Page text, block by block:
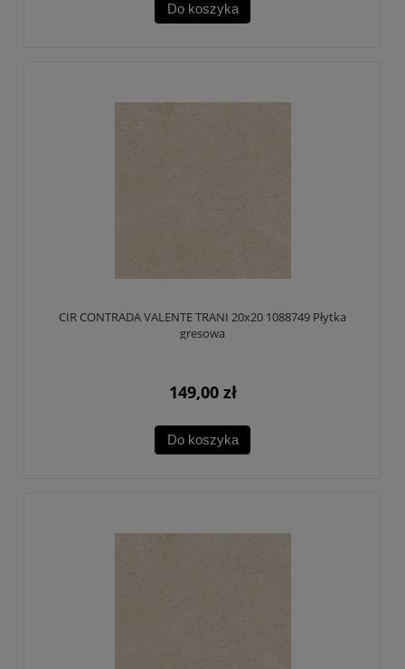
Do koszyka
CIR CONTRADA VALENTE TRANI 20x20 1088749 Płytka
gresowa
149,00 zł
Do koszyka